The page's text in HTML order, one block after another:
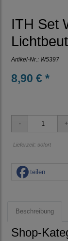
ITH Set
Artikel-Nr.: W5397
8,90 € *
Lieferzeit: sofort
teilen
Beschreibung
Shop-